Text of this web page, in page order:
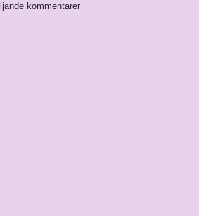
kommentarer